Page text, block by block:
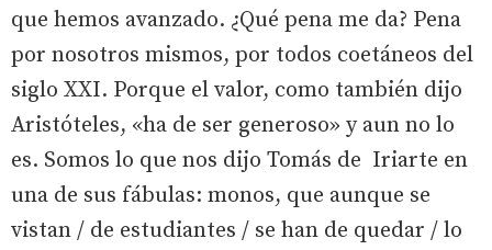
que hemos avanzado. ¿Qué pena me da? Pena
por nosotros mismos, por todos coetáneos del
siglo XXI. Porque el valor, como también dijo
Aristóteles, «ha de ser generoso» y aun no lo
es. Somos lo que nos dijo Tomás de Iriarte en
una de sus fábulas: monos, que aunque se
vistan / de estudiantes / se han de quedar / lo